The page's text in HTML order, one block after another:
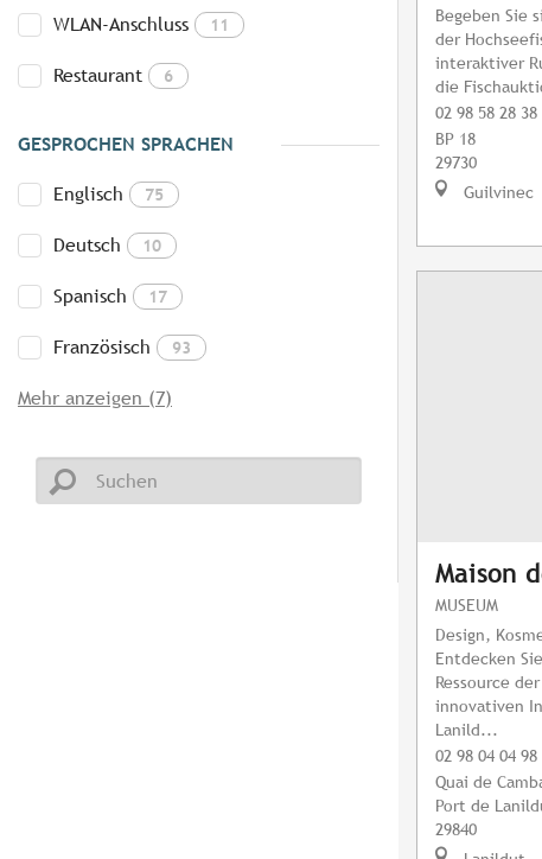
WLAN-Anschluss 11
Restaurant 6
GESPROCHEN SPRACHEN
Englisch 75
Deutsch 10
Spanisch 17
Französisch 93
Mehr anzeigen (7)
Begeben Sie
der
interaktiver
die
02 98 58 28 38
BP 18
29730
Guilvinec
Maison
MUSEUM
Design,
Entdecken
Ressource
innovativen
Lanild...
02 98 04 04 98
Quai de
Port de
29840